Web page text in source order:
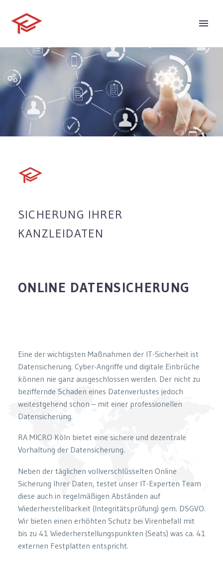
SICHERUNG IHRER
KANZLEIDATEN
ONLINE DATENSICHERUNG
Eine der wichtigsten Maßnahmen der IT-Sicherheit ist
Datensicherung. Cyber-Angriffe und digitale Einbrüche
können nie ganz ausgeschlossen werden. Der nicht zu
beziffernde Schaden eines Datenverlustes jedoch
weitestgehend schon – mit einer professionellen
Datensicherung.
RA MICRO Köln bietet eine sichere und dezentrale
Vorhaltung der Datensicherung.
Neben der täglichen vollverschlüsselten Online
Sicherung Ihrer Daten, testet unser IT-Experten Team
diese auch in regelmäßigen Abständen auf
Wiederherstellbarkeit (Integritätsprüfung) gem. DSGVO.
Wir bieten einen erhöhten Schutz bei Virenbefall mit
bis zu 41 Wiederherstellungspunkten (Seats) was ca. 41
externen Festplatten entspricht.